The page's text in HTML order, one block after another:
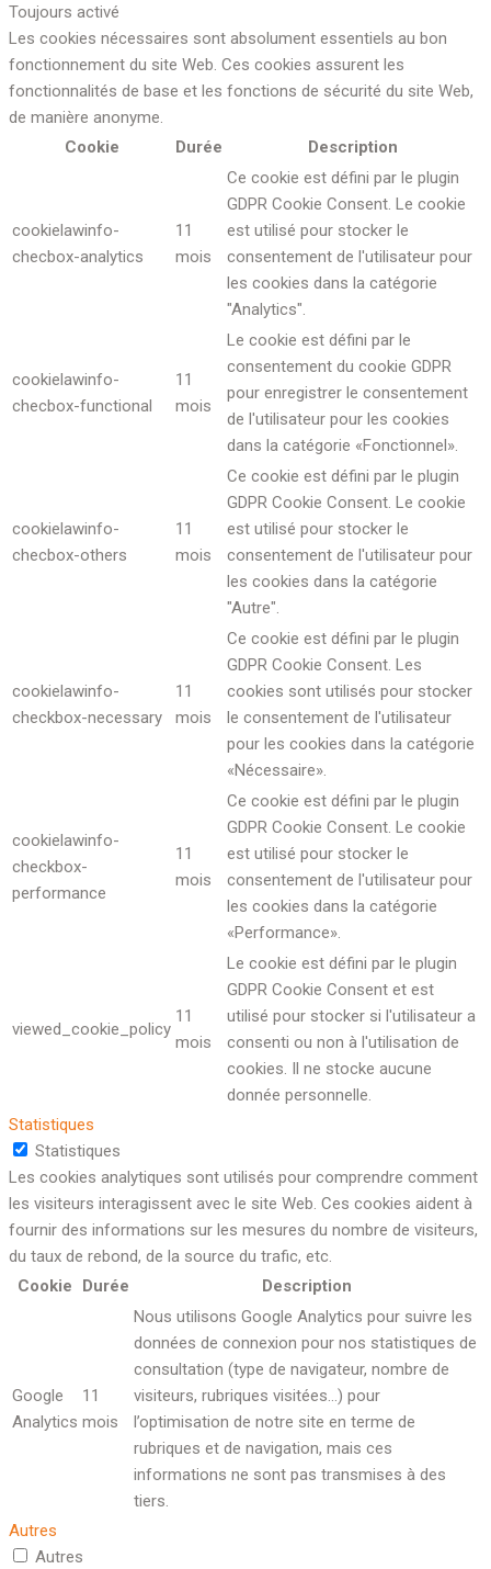
Toujours activé
Les cookies nécessaires sont absolument essentiels au bon
fonctionnement du site Web. Ces cookies assurent les
fonctionnalités de base et les fonctions de sécurité du site Web,
de manière anonyme.
Cookie
Durée Description
cookielawinfo-
checbox-analytics
11
mois
Ce cookie est défini par le plugin
GDPR Cookie Consent. Le cookie
est utilisé pour stocker le
consentement de l'utilisateur pour
les cookies dans la catégorie
"Analytics".
cookielawinfo-
checbox-functional
11
mois
Le cookie est défini par le
consentement du cookie GDPR
pour enregistrer le consentement
de l'utilisateur pour les cookies
dans la catégorie «Fonctionnel».
cookielawinfo-
checbox-others
11
mois
Ce cookie est défini par le plugin
GDPR Cookie Consent. Le cookie
est utilisé pour stocker le
consentement de l'utilisateur pour
les cookies dans la catégorie
"Autre".
cookielawinfo-
checkbox-necessary
11
mois
Ce cookie est défini par le plugin
GDPR Cookie Consent. Les
cookies sont utilisés pour stocker
le consentement de l'utilisateur
pour les cookies dans la catégorie
«Nécessaire».
cookielawinfo-
checkbox-
performance
11
mois
Ce cookie est défini par le plugin
GDPR Cookie Consent. Le cookie
est utilisé pour stocker le
consentement de l'utilisateur pour
les cookies dans la catégorie
«Performance».
viewed_cookie_policy
11
mois
Le cookie est défini par le plugin
GDPR Cookie Consent et est
utilisé pour stocker si l'utilisateur a
consenti ou non à l'utilisation de
cookies. Il ne stocke aucune
donnée personnelle.
Statistiques
Statistiques
Les cookies analytiques sont utilisés pour comprendre comment
les visiteurs interagissent avec le site Web. Ces cookies aident à
fournir des informations sur les mesures du nombre de visiteurs,
du taux de rebond, de la source du trafic, etc.
Cookie
Durée Description
Google
Analytics
11
mois
Nous utilisons Google Analytics pour suivre les
données de connexion pour nos statistiques de
consultation (type de navigateur, nombre de
visiteurs, rubriques visitées…) pour
l’optimisation de notre site en terme de
rubriques et de navigation, mais ces
informations ne sont pas transmises à des
tiers.
Autres
Autres